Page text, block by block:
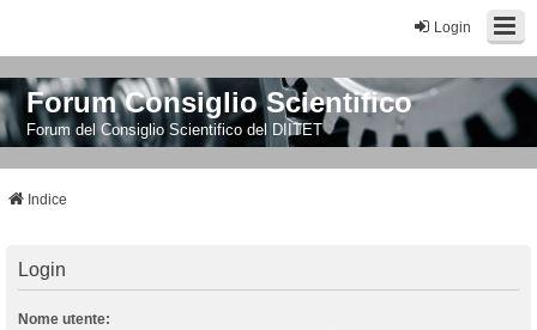
Login
Forum Consiglio Scientifico
Forum del Consiglio Scientifico del DIITET
Indice
Login
Nome utente: